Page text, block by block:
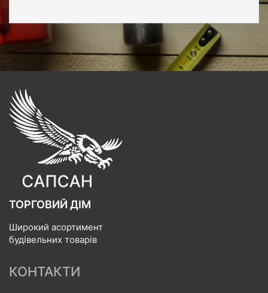
ТОРГОВИЙ ДІМ
Широкий асортимент
будівельних товарів
КОНТАКТИ